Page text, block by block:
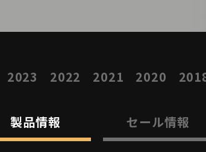
2023 2022 2021 2020
製品情報 セール情報